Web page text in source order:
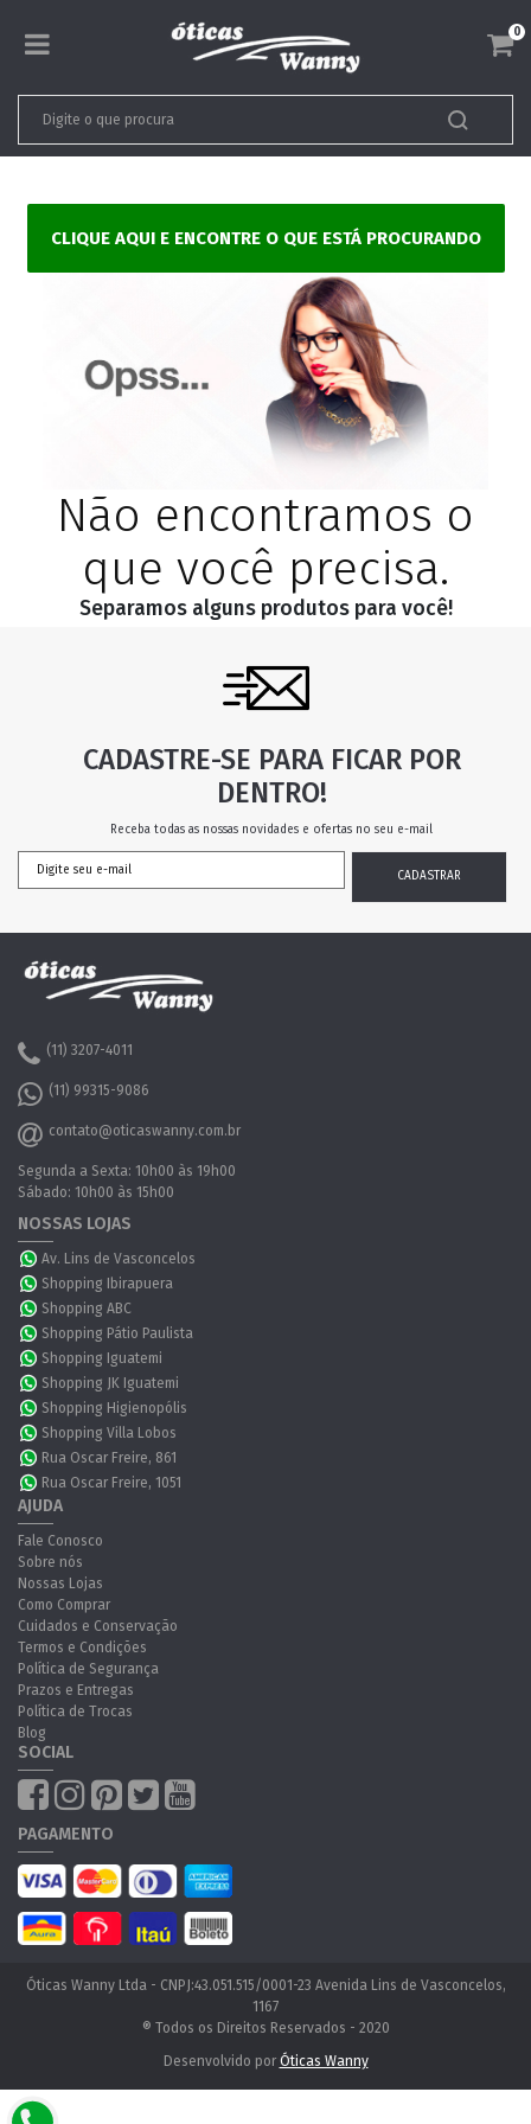
0
CLIQUE AQUI E ENCONTRE O QUE ESTÁ PROCURANDO
Não encontramos o
que você precisa.
Separamos alguns produtos para você!
CADASTRE-SE PARA FICAR POR
DENTRO!
Receba todas as nossas novidades e ofertas no seu e-mail
(11) 3207-4011
(11) 99315-9086
contato@oticaswanny.com.br
Segunda a Sexta: 10h00 às 19h00
Sábado: 10h00 às 15h00
NOSSAS LOJAS
Av. Lins de Vasconcelos
Shopping Ibirapuera
Shopping ABC
Shopping Pátio Paulista
Shopping Iguatemi
Shopping JK Iguatemi
Shopping Higienopólis
Shopping Villa Lobos
Rua Oscar Freire, 861
Rua Oscar Freire, 1051
AJUDA
Fale Conosco
Sobre nós
Nossas Lojas
Como Comprar
Cuidados e Conservação
Termos e Condições
Política de Segurança
Prazos e Entregas
Política de Trocas
Blog
SOCIAL
PAGAMENTO
Óticas Wanny Ltda - CNPJ:43.051.515/0001-23 Avenida Lins de Vasconcelos,
1167
® Todos os Direitos Reservados - 2020
Desenvolvido por Óticas Wanny